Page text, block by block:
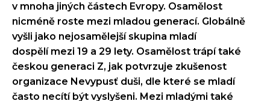
v mnoha jiných částech Evropy. Osamělost
nicméně roste mezi mladou generací. Globálně
vyšli jako nejosamělejší skupina mladí
dospělí mezi 19 a 29 lety. Osamělost trápí také
českou generaci Z, jak potvrzuje zkušenost
organizace Nevypusť duši, dle které se mladí
často necítí být vyslyšeni. Mezi mladými také